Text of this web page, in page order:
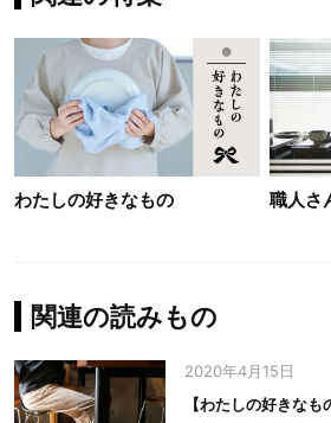
わたしの好きなもの 職人さ
関連の読みもの
2020年4月15日
【わたしの好きな